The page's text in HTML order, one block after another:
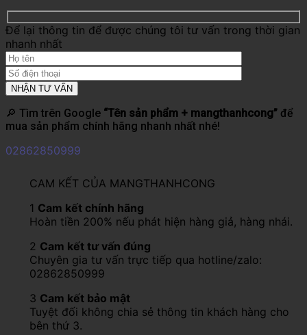
Để lại thông tin để được chúng tôi tư vấn trong thời gian
nhanh nhất
🔎 Tìm trên Google “Tên sản phẩm + mangthanhcong” để
mua sản phẩm chính hãng nhanh nhất nhé!
02862850999
CAM KẾT CỦA MANGTHANHCONG
1 Cam kết chính hãng
Hoàn tiền 200% nếu phát hiện hàng giả, hàng nhái.
2 Cam kết tư vấn đúng
Chuyên gia tư vấn trực tiếp qua hotline/zalo:
02862850999
3 Cam kết bảo mật
Tuyệt đối không chia sẻ thông tin khách hàng cho
bên thứ 3.